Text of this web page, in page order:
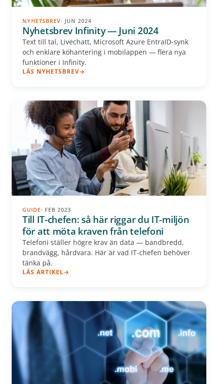
NYHETSBREV· JUN 2024
Nyhetsbrev Infinity — Juni 2024
Text till tal, Livechatt, Microsoft Azure EntraID-synk
och enklare köhantering i mobilappen — flera nya
funktioner i Infinity.
LÄS NYHETSBREV
GUIDE· FEB 2023
Till IT-chefen: så här riggar du IT-miljön
för att möta kraven från telefoni
Telefoni ställer högre krav än data — bandbredd,
brandvägg, hårdvara. Här är vad IT-chefen behöver
tänka på.
LÄS ARTIKEL